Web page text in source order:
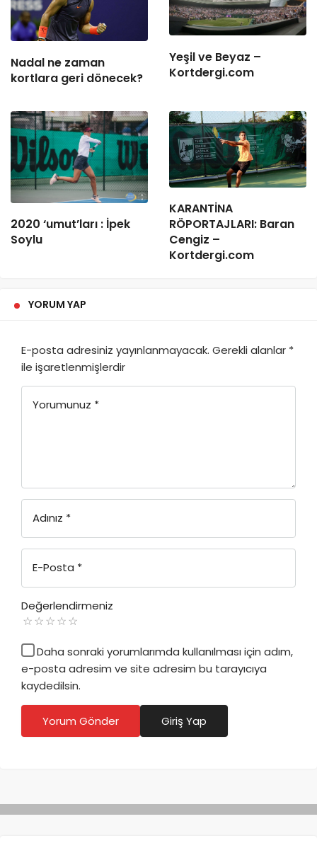
Nadal ne zaman
kortlara geri dönecek?
Yeşil ve Beyaz –
Kortdergi.com
2020 ‘umut’ları : İpek
Soylu
KARANTİNA
RÖPORTAJLARI: Baran
Cengiz –
Kortdergi.com
YORUM YAP
E-posta adresiniz yayınlanmayacak. Gerekli alanlar *
ile işaretlenmişlerdir
Yorumunuz *
Adınız *
E-Posta *
Değerlendirmeniz
Daha sonraki yorumlarımda kullanılması için adım,
e-posta adresim ve site adresim bu tarayıcıya
kaydedilsin.
Yorum Gönder Giriş Yap